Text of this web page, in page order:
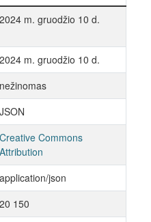
2024 m. gruodžio 10 d.
2024 m. gruodžio 10 d.
nežinomas
JSON
Creative Commons
Attribution
application/json
20 150